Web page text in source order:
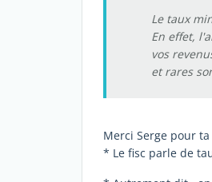
Le taux
En effet,
vos
et rares
Merci Serge pour
* Le fisc parle de